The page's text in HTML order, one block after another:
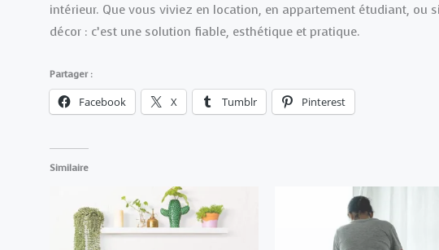
intérieur. Que vous viviez en location, en appartement étudiant, ou
décor : c’est une solution fiable, esthétique et pratique.
Partager :
Facebook X Tumblr Pinterest
Similaire